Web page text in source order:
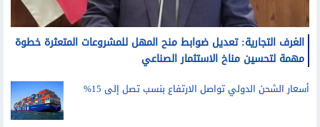
الغرف التجارية: تعديل ضوابط منح المهل للمشروعات المتعثرة خطوة
مهمة لتحسين مناخ الاستثمار الصناعي
أسعار الشحن الدولي تواصل الارتفاع بنسب تصل إلى 15%